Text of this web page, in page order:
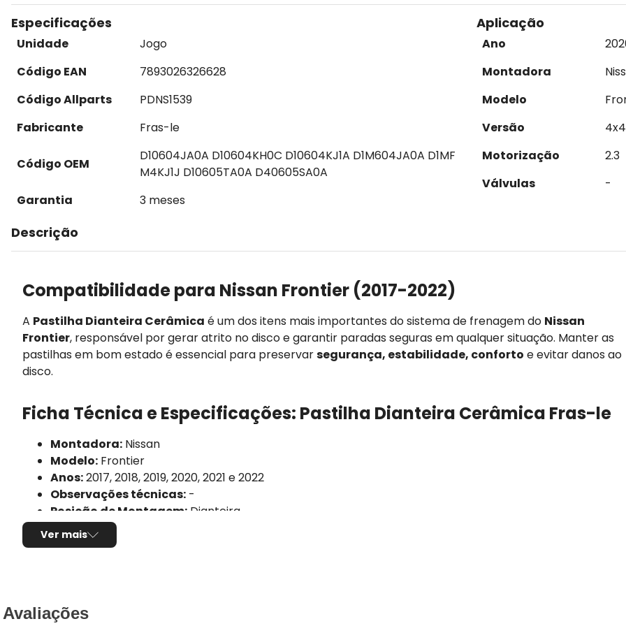
Especificações
Unidade
Jogo
Código EAN
7893026326628
Código Allparts
PDNS1539
Fabricante
Fras-le
Código OEM
D10604JA0A D10604KH0C D10604KJ1A D1M604JA0A D1MF
M4KJ1J D10605TA0A D40605SA0A
Garantia
3 meses
Aplicação
Ano
Montadora
Modelo
Versão
4x4
Motorização
2.3
Válvulas
-
Descrição
Compatibilidade para Nissan Frontier (2017-2022)
A Pastilha Dianteira Cerâmica é um dos itens mais importantes do sistema de frenagem do Nissan
Frontier, responsável por gerar atrito no disco e garantir paradas seguras em qualquer situação. Manter as
pastilhas em bom estado é essencial para preservarsegurança, estabilidade, conforto e evitar danos ao
disco.
Ficha Técnica e Especificações: Pastilha Dianteira Cerâmica Fras-le
Montadora: Nissan
Modelo: Frontier
Anos:2017, 2018, 2019, 2020, 2021 e 2022
Observações técnicas: -
Posição de Montagem: Dianteira
Tipo de produto:
Marca/Fabricante:
Altura:
Ver mais
Avaliações